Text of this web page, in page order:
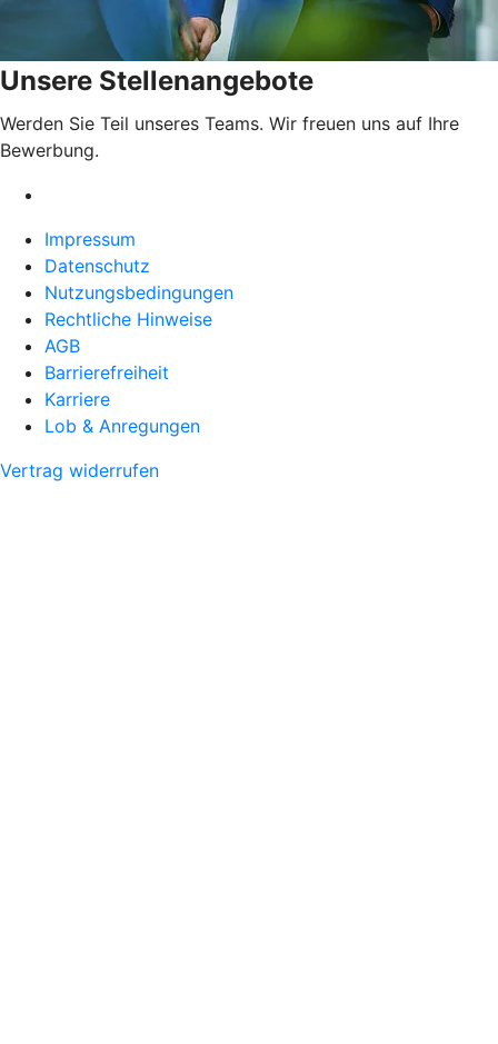
Unsere Stellenangebote
Werden Sie Teil unseres Teams. Wir freuen uns auf Ihre
Bewerbung.
Impressum
Datenschutz
Nutzungsbedingungen
Rechtliche Hinweise
AGB
Barrierefreiheit
Karriere
Lob & Anregungen
Vertrag widerrufen